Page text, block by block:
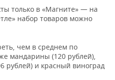
только в «Магните» — на
набор товаров можно
чем в среднем по
мандарины (120 рублей),
рублей) и красный виноград